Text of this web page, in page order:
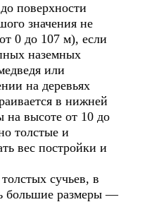
поверхности
значения не
0 до 107 м), если
наземных
или
на деревьях
в нижней
на высоте от 10 до
толстые и
вес постройки и
сучьев, в
большие размеры —